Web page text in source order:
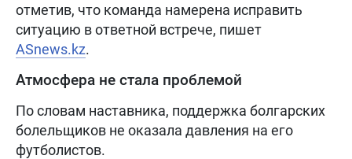
отметив, что команда намерена исправить
ситуацию в ответной встрече, пишет
ASnews.kz.
Атмосфера не стала проблемой
По словам наставника, поддержка болгарских
болельщиков не оказала давления на его
футболистов.